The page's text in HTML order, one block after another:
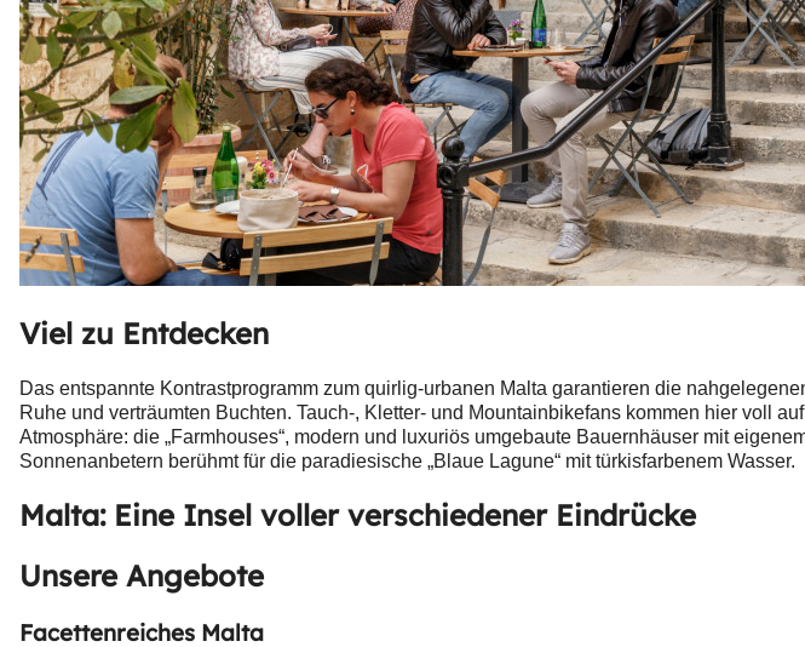
Viel zu Entdecken
Das entspannte Kontrastprogramm zum quirlig-urbanen Malta garantieren die
Ruhe und verträumten Buchten. Tauch-, Kletter- und Mountainbikefans kommen hier voll
Atmosphäre: die „Farmhouses“, modern und luxuriös umgebaute Bauernhäuser mit
Sonnenanbetern berühmt für die paradiesische „Blaue Lagune“ mit türkisfarbenem Wasser.
Malta: Eine Insel voller verschiedener Eindrücke
Unsere Angebote
Facettenreiches Malta